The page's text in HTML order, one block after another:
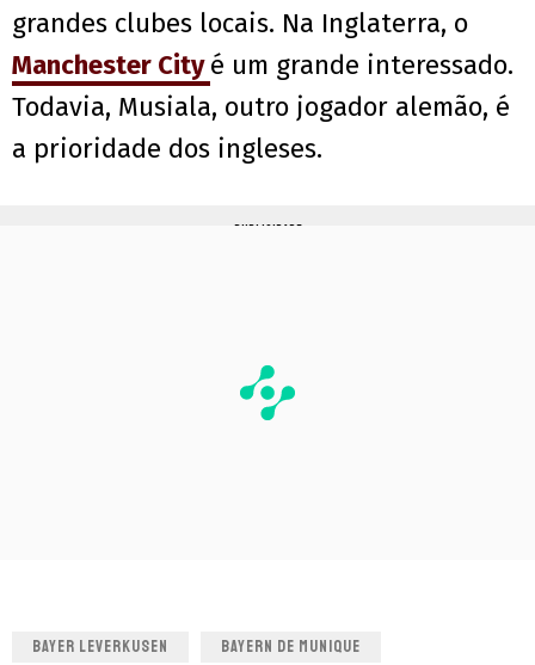
grandes clubes locais. Na Inglaterra, o
Manchester Cityé um grande interessado.
Todavia, Musiala, outro jogador alemão, é
a prioridade dos ingleses.
PUBLICIDADE
BAYER LEVERKUSEN BAYERN DE MUNIQUE